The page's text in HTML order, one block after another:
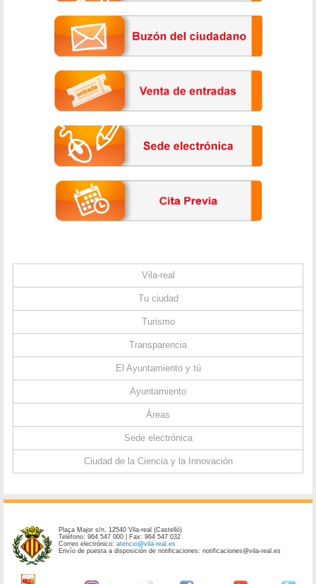
Vila-real
Tu ciudad
Turismo
Transparencia
El Ayuntamiento y tú
Ayuntamiento
Áreas
Sede electrónica
Ciudad de la Ciencia y la Innovación
Plaça Major s/n. 12540 Vila-real (Castelló)
Teléfono: 964 547 000 | Fax: 964 547 032
Correo electrónico:atencio@vila-real.es
Envío de puesta a disposición de notificaciones: notificaciones@vila-real.es